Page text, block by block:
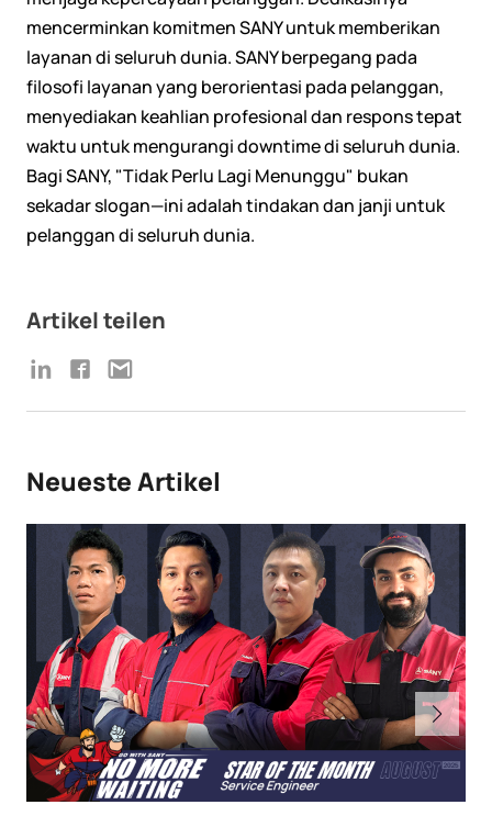
mencerminkan komitmen SANY untuk memberikan
layanan di seluruh dunia. SANY berpegang pada
filosofi layanan yang berorientasi pada pelanggan,
menyediakan keahlian profesional dan respons tepat
waktu untuk mengurangi downtime di seluruh dunia.
Bagi SANY, "Tidak Perlu Lagi Menunggu" bukan
sekadar slogan—ini adalah tindakan dan janji untuk
pelanggan di seluruh dunia.
Artikel teilen
Neueste Artikel